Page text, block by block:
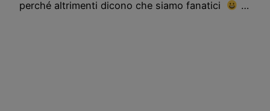
perché altrimenti dicono che siamo fanatici
…